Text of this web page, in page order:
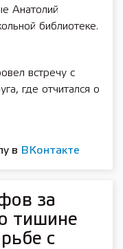
Анатолий
библиотеке.
встречу с
где отчитался о
в ВКонтакте
за
тишине
с